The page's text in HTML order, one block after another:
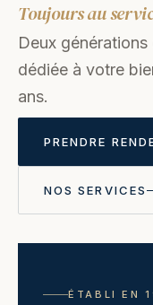
Toujours au
Deux
dédiée à votre
ans.
PRENDRE
NOS SERVICES
ÉTABLI EN